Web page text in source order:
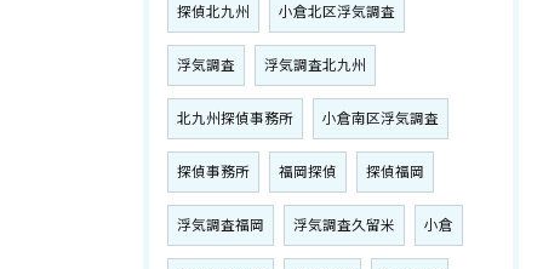
探偵北九州 小倉北区浮気調査
浮気調査 浮気調査北九州
北九州探偵事務所 小倉南区浮気調査
探偵事務所 福岡探偵 探偵福岡
浮気調査福岡 浮気調査久留米 小倉